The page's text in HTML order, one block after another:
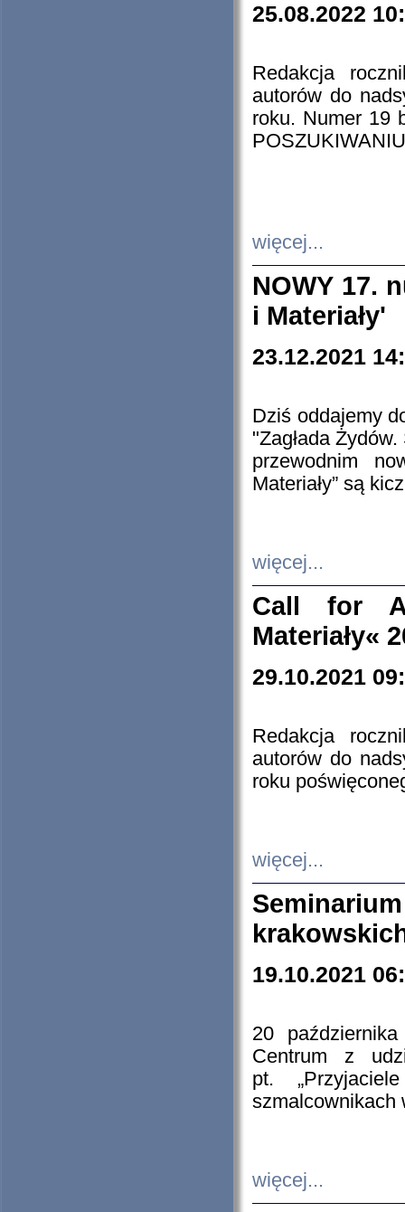
25.08.2022
Redakcja
autorów do
roku. Numer 19
więcej...
NOWY 17.
i Materiały'
23.12.2021
Dziś oddajemy
"Zagłada
przewodnim
Materiały” są
więcej...
Call for
Materiały«
29.10.2021
Redakcja
autorów do
roku
więcej...
19.10.2021
20
Centrum z
pt.
szmalcownikach
więcej...